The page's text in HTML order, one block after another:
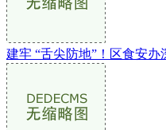
建牢 “舌尖防地”！区食安办